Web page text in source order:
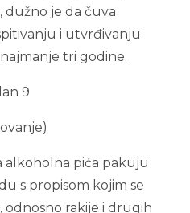
dužno je da čuva
i utvrđivanju
tri godine.
9
alkoholna pića pakuju
s propisom kojim se
rakije i drugih